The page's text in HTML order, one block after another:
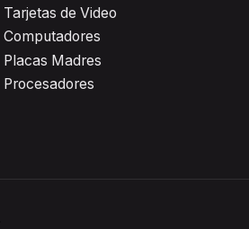
Tarjetas de Video
Computadores
Placas Madres
Procesadores